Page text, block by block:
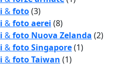
&foto(3)
&foto aerei (8)
&foto Nuova Zelanda (2)
&foto Singapore(1)
&foto Taiwan (1)